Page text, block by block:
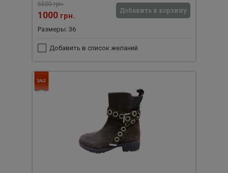
5500 грн.
1000 грн.
Добавить в корзину
Размеры: 36
Добавить в список желаний